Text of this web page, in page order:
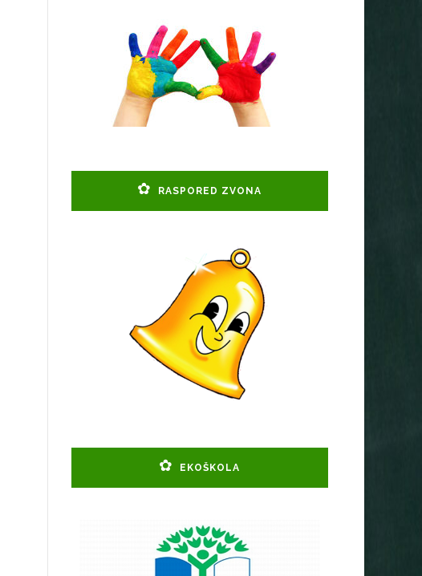
RASPORED ZVONA
EKOŠKOLA